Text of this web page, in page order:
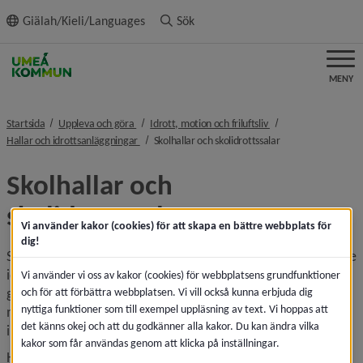
innehållet
Giälah/Kieli/Languages Sök
MENY
Startsida Uppleva och göra nivå i brödsmulenavigeringen
Idrott, motion och friluftsliv nivå i
Hallar och idrottsanläggningar nivå i brödsmulenavigeringen
Skolhallar och skolidrottssalarnivå i
Skolhallar och
skolidrottssalar
Skolidrottshallar och skolidrottssalar är samlingsnamn på de
idrottshallar och salar som finns i anslutning till många
grund- och gymnasieskolor i Umeå kommun. Dessa kan
nyttjas av föreningar, privatpersoner eller andra
intressenter efter skoltid.
Hallarna har olika mått och utrustning/linjering. Läs mer
Vi använder kakor (cookies) för att skapa en bättre webbplats för
dig!
Vi använder vi oss av kakor (cookies) för webbplatsens grundfunktioner
och för att förbättra webbplatsen. Vi vill också kunna erbjuda dig
nyttiga funktioner som till exempel uppläsning av text. Vi hoppas att
det känns okej och att du godkänner alla kakor. Du kan ändra vilka
kakor som får användas genom att klicka på inställningar.